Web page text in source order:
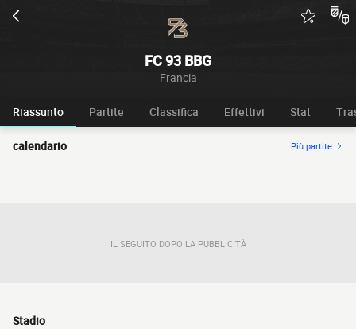
FC 93 BBG
Francia
Riassunto Partite Classifica Effettivi Stat
calendario Più partite
IL SEGUITO DOPO LA PUBBLICITÀ
Stadio